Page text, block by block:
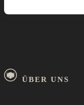
ÜBER UNS